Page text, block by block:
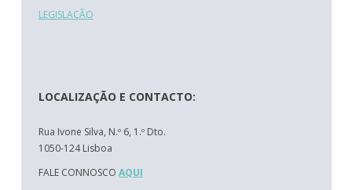
LEGISLAÇÃO
LOCALIZAÇÃO E CONTACTO:
Rua Ivone Silva, N.º 6, 1.º Dto.
1050-124 Lisboa
FALE CONNOSCO AQUI